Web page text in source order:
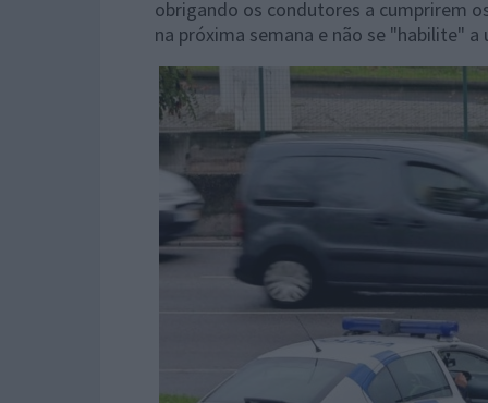
obrigando os condutores a cumprirem
na próxima semana e não se "habilite" a